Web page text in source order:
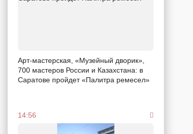
Арт-мастерская, «Музейный дворик»,
700 мастеров России и Казахстана: в
Саратове пройдет «Палитра ремесел»
14:56